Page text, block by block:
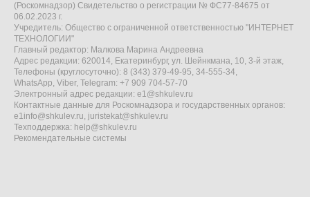
(Роскомнадзор) Свидетельство о регистрации № ФС77-84675 от
06.02.2023 г.
Учредитель: Общество с ограниченной ответственностью "ИНТЕРНЕТ
ТЕХНОЛОГИИ"
Главный редактор: Малкова Марина Андреевна
Адрес редакции: 620014, Екатеринбург, ул. Шейнкмана, 10, 3-й этаж,
Телефоны (круглосуточно): 8 (343) 379-49-95, 34-555-34,
WhatsApp, Viber, Telegram: +7 909 704-57-70
Электронный адрес редакции: e1@shkulev.ru
Контактные данные для Роскомнадзора и государственных органов:
e1info@shkulev.ru juristekat@shkulev.ru
Техподдержка: help@shkulev.ru
Рекомендательные системы